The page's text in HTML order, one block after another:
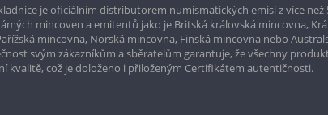
je oficiálním distributorem numismatických emisí z více než
mincoven a emitentů jako je Britská královská mincovna,
mincovna, Norská mincovna, Finská mincovna nebo
svým zákazníkům a sběratelům garantuje, že všechny
kvalitě, což je doloženo i přiloženým Certifikátem autentičnosti.